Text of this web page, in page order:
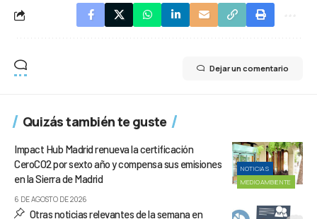
Dejar un comentario
Quizás también te guste
NOTICIAS
MEDIOAMBIENTE
Impact Hub Madrid renueva la certificación
CeroCO2 por sexto año y compensa sus emisiones
en la Sierra de Madrid
6 DE AGOSTO DE 2026
Otras noticias relevantes de la semana en